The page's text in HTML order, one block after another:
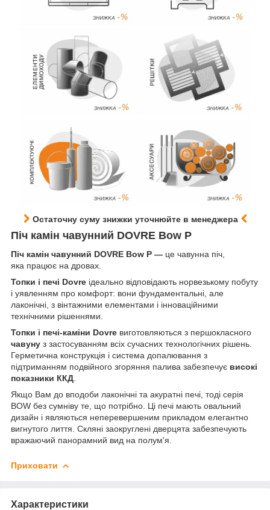
Остаточну суму знижки уточнюйте в менеджера
Піч камін чавунний DOVRE Bow P
Піч камін чавунний DOVRE Bow P — це чавунна піч,
яка працює на дровах.
Топки і печі Dovre ідеально відповідають норвезькому побуту
і уявленням про комфорт: вони фундаментальні, але
лаконічні, з вінтажними елементами і інноваційними
технічними рішеннями.
Топки і печі-каміни Dovre виготовляються з першокласного
чавуну з застосуванням всіх сучасних технологічних рішень.
Герметична конструкція і система допалювання з
підтриманням подвійного згоряння палива забезпечує високі
показники ККД
Якщо Вам до вподоби лаконічні та акуратні печі, тоді серія
BOW без сумніву те, що потрібно. Ці печі мають овальний
дизайн і являються неперевершеним прикладом елегантно
вигнутого лиття. Скляні заокруглені дверцята забезпечують
вражаючий панорамний вид на полум'я.
Приховати
Характеристики